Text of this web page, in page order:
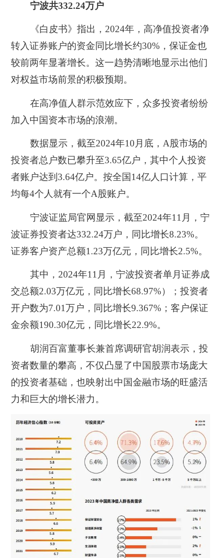
宁波共332.24万户
《白皮书》指出，2024年，高净值投资者净
转入证券账户的资金同比增长约30%，保证金也
较前两年显著增长。这一趋势清晰地显示出他们
对权益市场前景的积极预期。
在高净值人群示范效应下，众多投资者纷纷
加入中国资本市场的浪潮。
数据显示， 截至2024年10月底，A股市场的
投资者总户数已攀升至3.65亿户，其中个人投资
者账户达到3.64亿户。‌按全国14亿人口计算，平
均每4个人就有一个A股账户。
宁波证监局官网显示， 截至2024年11月，宁
波证券投资者达332.24万户，同比增长8.23%。
证券客户资产总额1.23万亿元，同比增长2.5%。
其中，2024年11月，宁波投资者单月证券成
交总额2.03万亿元，同比增长68.97%）；投资者
开户数为7.01万户，同比增长9.367%；客户保证
金余额190.30亿元，同比增长22.9%。
胡润百富董事长兼首席调研官胡润表示，投
资者数量的攀高，不仅凸显了中国股票市场庞大
的投资者基础，也映射出中国金融市场的旺盛活
力和巨大的增长潜力。